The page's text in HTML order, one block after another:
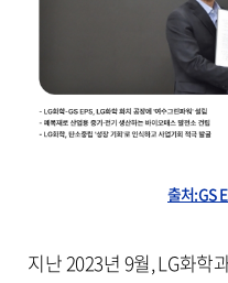
출처: GS
지난 2023년 9월, LG화학